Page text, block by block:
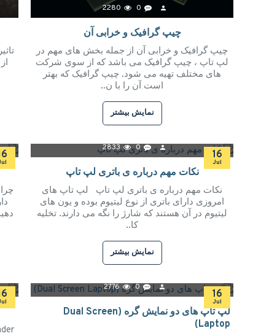
0
2280
چیپ گرافیک و خرابی آن
چیپ گرافیک و خرابی آن از جمله بخش های مهم در
لپ تاپ ، چیپ گرافیک می باشد که از سوی شرکت
های مختلف تهیه می شود. چیپ گرافیک که بهتر
است آن را با ن..
نمایش بیشتر
16
Jul
0
2833
نکات مهم درباره ی باتری لپ تاپ
نکات مهم درباره ی باتری لپ تاپ لپ تاپ های
امروزی دارای باتری از نوع لیتیوم بوده و یون های
لیتیوم در آن هستند که شارژ را نگه می دارند. تخلیه
کا..
نمایش بیشتر
16
Jul
0
2776
لپ تاپ های دو نمایش گره (Dual Screen
Laptop)